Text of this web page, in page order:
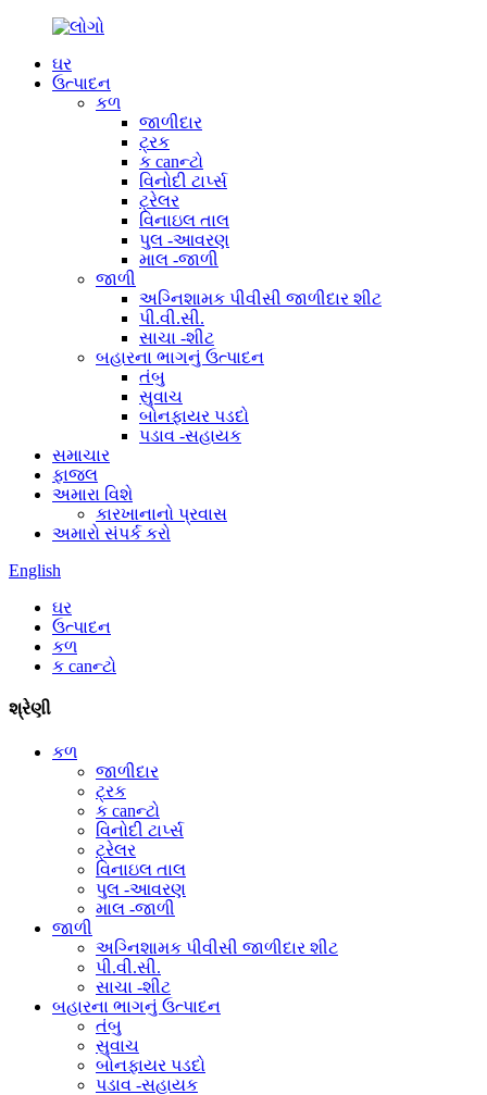
ઘર
ઉત્પાદન
કળ
જાળીદાર
ટ્રક
ક canન્ટો
વિનોદી ટાર્પ્સ
ટ્રેલર
વિનાઇલ તાલ
પુલ -આવરણ
માલ -જાળી
જાળી
અગ્નિશામક પીવીસી જાળીદાર શીટ
પી.વી.સી.
સાચા -શીટ
બહારના ભાગનું ઉત્પાદન
તંબુ
સુવાચ
બોનફાયર પડદો
પડાવ -સહાયક
સમાચાર
ફાજલ
અમારા વિશે
કારખાનાનો પ્રવાસ
અમારો સંપર્ક કરો
English
ઘર
ઉત્પાદન
કળ
ક canન્ટો
શ્રેણી
કળ
જાળીદાર
ટ્રક
ક canન્ટો
વિનોદી ટાર્પ્સ
ટ્રેલર
વિનાઇલ તાલ
પુલ -આવરણ
માલ -જાળી
જાળી
અગ્નિશામક પીવીસી જાળીદાર શીટ
પી.વી.સી.
સાચા -શીટ
બહારના ભાગનું ઉત્પાદન
તંબુ
સુવાચ
બોનફાયર પડદો
પડાવ -સહાયક